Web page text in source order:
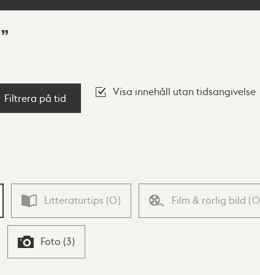
Filtrera på tid
Visa innehåll utan tidsangivelse
Litteraturtips (0) Film & rörlig bild (0
Foto (3)